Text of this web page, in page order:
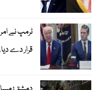
ٹرمپ نے
قرار دے